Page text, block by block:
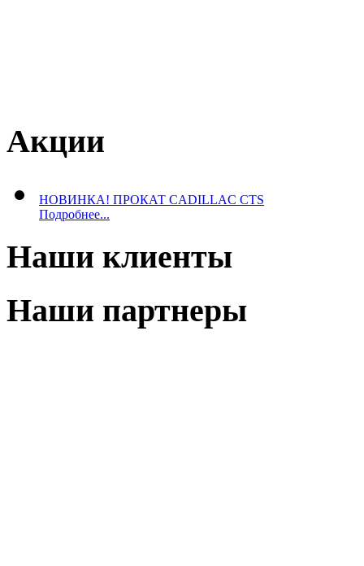
Акции
НОВИНКА! ПРОКАТ CADILLAC CTS
Подробнее...
Наши клиенты
Наши партнеры